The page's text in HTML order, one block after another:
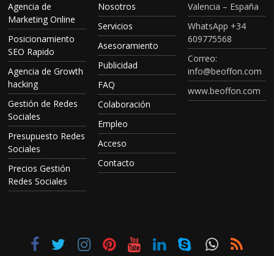
Agencia de
Marketing Online
Posicionamiento
SEO Rapido
Agencia de Growth
hacking
Gestión de Redes
Sociales
Presupuesto Redes
Sociales
Precios Gestión
Redes Sociales
Nosotros
Servicios
Asesoramiento
Publicidad
FAQ
Colaboración
Empleo
Acceso
Contacto
Valencia – España
WhatsApp +34
609775568
Correo:
info@beoffon.com
www.beoffon.com